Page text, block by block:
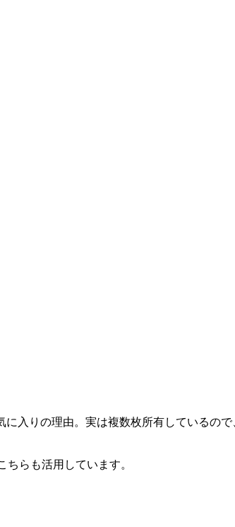
入りの理由。実は複数枚所有しているの
ちらも活用しています。